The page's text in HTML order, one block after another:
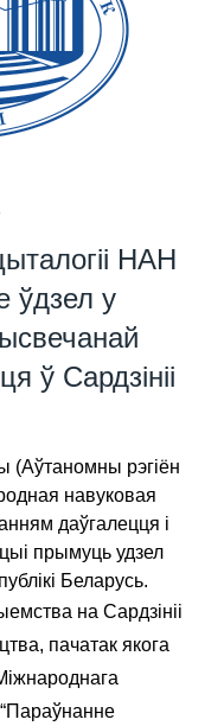
НАН
ўдзел у
ў Сардзініі
(Аўтаномны рэгіён
навуковая
даўгалецця і
прымуць удзел
Беларусь.
на Сардзініі
пачатак якога